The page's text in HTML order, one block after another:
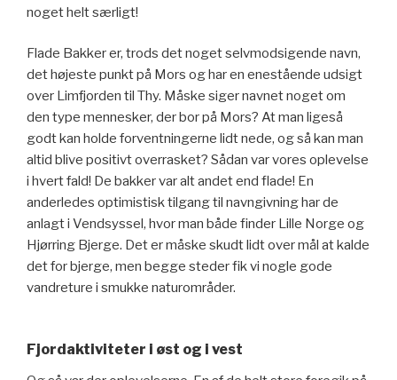
noget helt særligt!
Flade Bakker er, trods det noget selvmodsigende navn,
det højeste punkt på Mors og har en enestående udsigt
over Limfjorden til Thy. Måske siger navnet noget om
den type mennesker, der bor på Mors? At man ligeså
godt kan holde forventningerne lidt nede, og så kan man
altid blive positivt overrasket? Sådan var vores oplevelse
i hvert fald! De bakker var alt andet end flade! En
anderledes optimistisk tilgang til navngivning har de
anlagt i Vendsyssel, hvor man både finder Lille Norge og
Hjørring Bjerge. Det er måske skudt lidt over mål at kalde
det for bjerge, men begge steder fik vi nogle gode
vandreture i smukke naturområder.
Fjordaktiviteter i øst og i vest